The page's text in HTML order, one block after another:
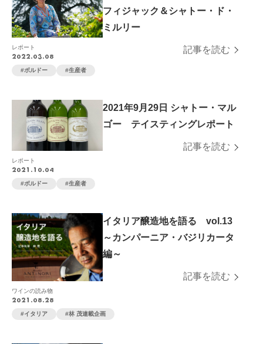
レポート
2022.03.08
フィジャック＆シャトー・ド・
ミルリー
記事を読む
ボルドー 生産者
レポート
2021.10.04
2021年9月29日 シャトー・マル
ゴー テイスティングレポート
記事を読む
ボルドー 生産者
ワインの読み物
2021.08.28
イタリア醸造地を語る vol.13
～カンパーニア・バジリカータ
編～
記事を読む
イタリア 林 茂連載企画